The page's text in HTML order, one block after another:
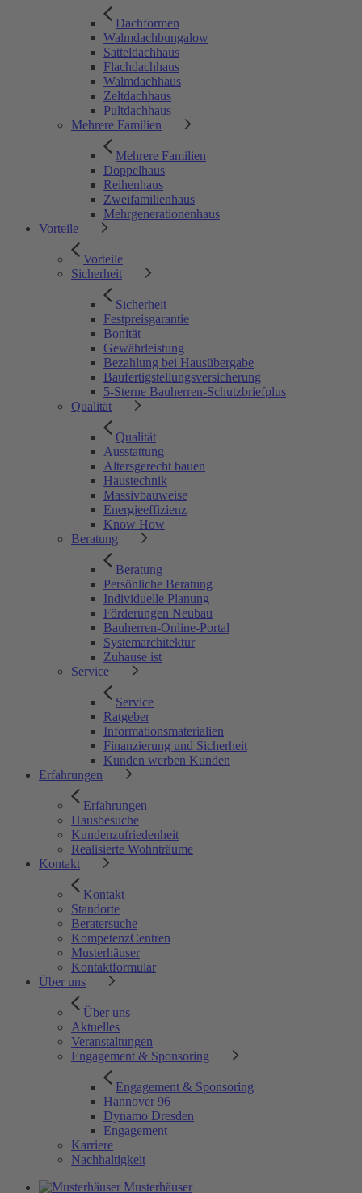
Dachformen
Walmdachbungalow
Satteldachhaus
Flachdachhaus
Walmdachhaus
Zeltdachhaus
Pultdachhaus
Mehrere Familien
Mehrere Familien
Doppelhaus
Reihenhaus
Zweifamilienhaus
Mehrgenerationenhaus
Vorteile
Vorteile
Sicherheit
Sicherheit
Festpreisgarantie
Bonität
Gewährleistung
Bezahlung bei Hausübergabe
Baufertigstellungsversicherung
5-Sterne Bauherren-Schutzbriefplus
Qualität
Qualität
Ausstattung
Altersgerecht bauen
Haustechnik
Massivbauweise
Energieeffizienz
Know How
Beratung
Beratung
Persönliche Beratung
Individuelle Planung
Förderungen Neubau
Bauherren-Online-Portal
Systemarchitektur
Zuhause ist
Service
Service
Ratgeber
Informationsmaterialien
Finanzierung und Sicherheit
Kunden werben Kunden
Erfahrungen
Erfahrungen
Hausbesuche
Kundenzufriedenheit
Realisierte Wohnträume
Kontakt
Kontakt
Standorte
Beratersuche
KompetenzCentren
Musterhäuser
Kontaktformular
Über uns
Über uns
Aktuelles
Veranstaltungen
Engagement & Sponsoring
Engagement & Sponsoring
Hannover 96
Dynamo Dresden
Engagement
Karriere
Nachhaltigkeit
Musterhäuser